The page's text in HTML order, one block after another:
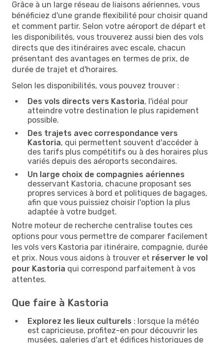
Grâce à un large réseau de liaisons aériennes, vous
bénéficiez d'une grande flexibilité pour choisir quand
et comment partir. Selon votre aéroport de départ et
les disponibilités, vous trouverez aussi bien des vols
directs que des itinéraires avec escale, chacun
présentant des avantages en termes de prix, de
durée de trajet et d'horaires.
Selon les disponibilités, vous pouvez trouver :
Des vols directs vers Kastoria, l'idéal pour
atteindre votre destination le plus rapidement
possible.
Des trajets avec correspondance vers
Kastoria, qui permettent souvent d'accéder à
des tarifs plus compétitifs ou à des horaires plus
variés depuis des aéroports secondaires.
Un large choix de compagnies aériennes
desservant Kastoria, chacune proposant ses
propres services à bord et politiques de bagages,
afin que vous puissiez choisir l'option la plus
adaptée à votre budget.
Notre moteur de recherche centralise toutes ces
options pour vous permettre de comparer facilement
les vols vers Kastoria par itinéraire, compagnie, durée
et prix. Nous vous aidons à trouver et réserver le vol
pour Kastoria qui correspond parfaitement à vos
attentes.
Que faire à Kastoria
Explorez les lieux culturels : lorsque la météo
est capricieuse, profitez-en pour découvrir les
musées, galeries d'art et édifices historiques de